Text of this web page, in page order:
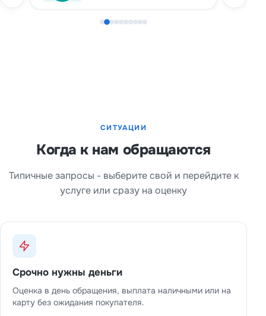
СИТУАЦИИ
Когда к нам обращаются
Типичные запросы - выберите свой и перейдите к
услуге или сразу на оценку
Срочно нужны деньги
Оценка в день обращения, выплата наличными или на
карту без ожидания покупателя.